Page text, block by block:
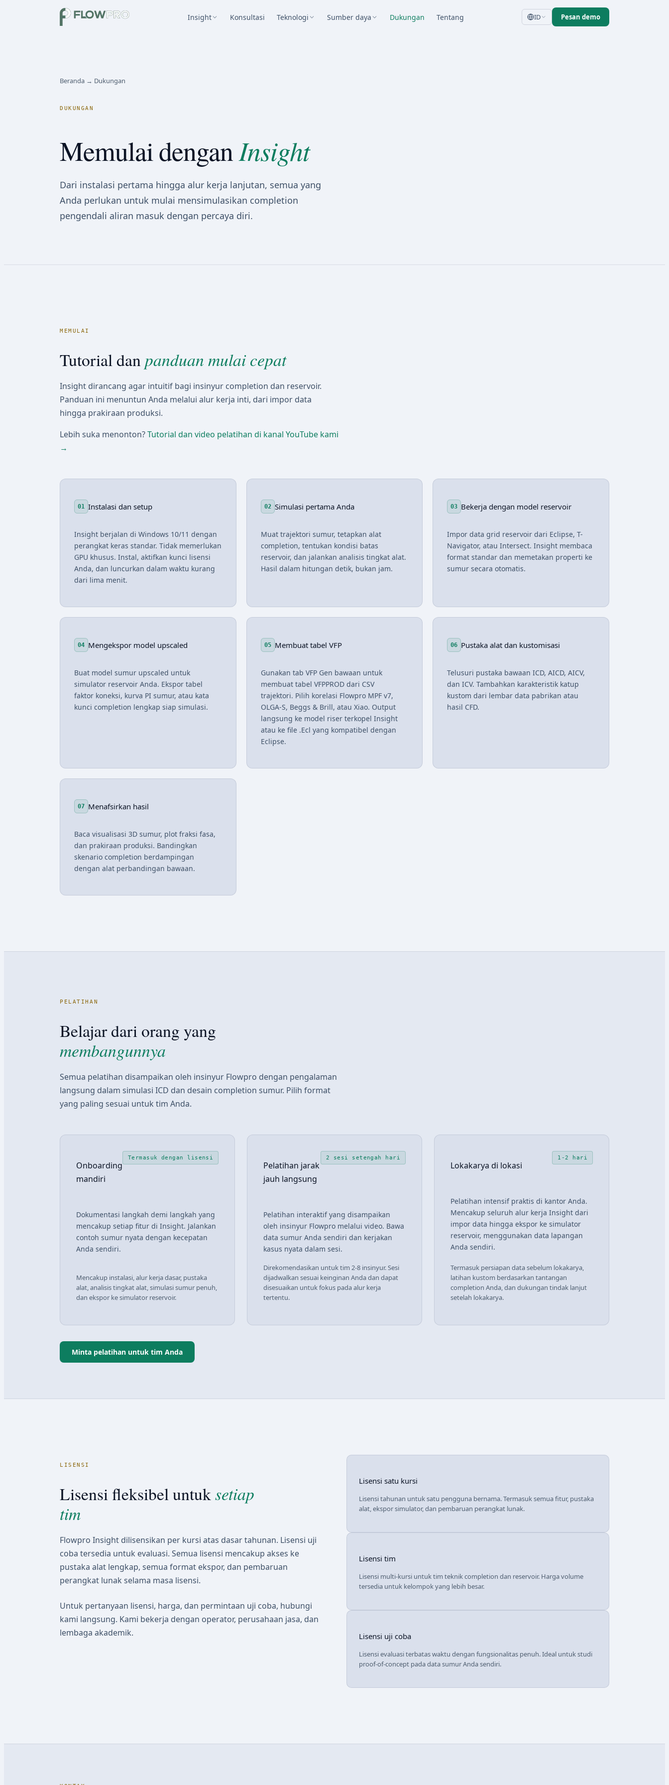
Insight Konsultasi Teknologi Sumber daya Dukungan Tentang ID Pesan demo
Beranda → Dukungan
DUKUNGAN
Memulai denganInsight
Dari instalasi pertama hingga alur kerja lanjutan, semua yang
Anda perlukan untuk mulai mensimulasikan completion
pengendali aliran masuk dengan percaya diri.
MEMULAI
Tutorial dan panduan mulai cepat
Insight dirancang agar intuitif bagi insinyur completion dan reservoir.
Panduan ini menuntun Anda melalui alur kerja inti, dari impor data
hingga prakiraan produksi.
Lebih suka menonton?Tutorial dan video pelatihan di kanal YouTube kami
→
01 Instalasi dan setup
Insight berjalan di Windows 10/11 dengan
perangkat keras standar. Tidak memerlukan
GPU khusus. Instal, aktifkan kunci lisensi
Anda, dan luncurkan dalam waktu kurang
dari lima menit.
02 Simulasi pertama Anda
Muat trajektori sumur, tetapkan alat
completion, tentukan kondisi batas
reservoir, dan jalankan analisis tingkat alat.
Hasil dalam hitungan detik, bukan jam.
03 Bekerja dengan model reservoir
Impor data grid reservoir dari Eclipse, T-
Navigator, atau Intersect. Insight membaca
format standar dan memetakan properti ke
sumur secara otomatis.
04 Mengekspor model upscaled
Buat model sumur upscaled untuk
simulator reservoir Anda. Ekspor tabel
faktor koneksi, kurva PI sumur, atau kata
kunci completion lengkap siap simulasi.
05 Membuat tabel VFP
Gunakan tab VFP Gen bawaan untuk
membuat tabel VFPPROD dari CSV
trajektori. Pilih korelasi Flowpro MPF v7,
OLGA-S, Beggs & Brill, atau Xiao. Output
langsung ke model riser terkopel Insight
atau ke file .Ecl yang kompatibel dengan
Eclipse.
06 Pustaka alat dan kustomisasi
Telusuri pustaka bawaan ICD, AICD, AICV,
dan ICV. Tambahkan karakteristik katup
kustom dari lembar data pabrikan atau
hasil CFD.
07 Menafsirkan hasil
Baca visualisasi 3D sumur, plot fraksi fasa,
dan prakiraan produksi. Bandingkan
skenario completion berdampingan
dengan alat perbandingan bawaan.
PELATIHAN
Belajar dari orang yang
membangunnya
Semua pelatihan disampaikan oleh insinyur Flowpro dengan pengalaman
langsung dalam simulasi ICD dan desain completion sumur. Pilih format
yang paling sesuai untuk tim Anda.
Onboarding
mandiri
Termasuk dengan lisensi
Dokumentasi langkah demi langkah yang
mencakup setiap fitur di Insight. Jalankan
contoh sumur nyata dengan kecepatan
Anda sendiri.
Mencakup instalasi, alur kerja dasar, pustaka
alat, analisis tingkat alat, simulasi sumur penuh,
dan ekspor ke simulator reservoir.
Pelatihan jarak
jauh langsung
2 sesi setengah hari
Pelatihan interaktif yang disampaikan
oleh insinyur Flowpro melalui video. Bawa
data sumur Anda sendiri dan kerjakan
kasus nyata dalam sesi.
Direkomendasikan untuk tim 2-8 insinyur. Sesi
dijadwalkan sesuai keinginan Anda dan dapat
disesuaikan untuk fokus pada alur kerja
tertentu.
Lokakarya di lokasi
1-2 hari
Pelatihan intensif praktis di kantor Anda.
Mencakup seluruh alur kerja Insight dari
impor data hingga ekspor ke simulator
reservoir, menggunakan data lapangan
Anda sendiri.
Termasuk persiapan data sebelum lokakarya,
latihan kustom berdasarkan tantangan
completion Anda, dan dukungan tindak lanjut
setelah lokakarya.
Minta pelatihan untuk tim Anda
LISENSI
Lisensi fleksibel untuksetiap
tim
Flowpro Insight dilisensikan per kursi atas dasar tahunan. Lisensi uji
coba tersedia untuk evaluasi. Semua lisensi mencakup akses ke
pustaka alat lengkap, semua format ekspor, dan pembaruan
perangkat lunak selama masa lisensi.
Untuk pertanyaan lisensi, harga, dan permintaan uji coba, hubungi
kami langsung. Kami bekerja dengan operator, perusahaan jasa, dan
lembaga akademik.
Lisensi satu kursi
Lisensi tahunan untuk satu pengguna bernama. Termasuk semua fitur, pustaka
alat, ekspor simulator, dan pembaruan perangkat lunak.
Lisensi tim
Lisensi multi-kursi untuk tim teknik completion dan reservoir. Harga volume
tersedia untuk kelompok yang lebih besar.
Lisensi uji coba
Lisensi evaluasi terbatas waktu dengan fungsionalitas penuh. Ideal untuk studi
proof-of-concept pada data sumur Anda sendiri.